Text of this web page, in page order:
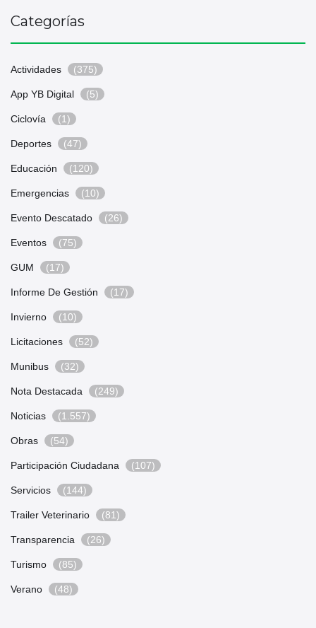
Categorías
Actividades (375)
App YB Digital (5)
Ciclovía (1)
Deportes (47)
Educación (120)
Emergencias (10)
Evento Descatado (26)
Eventos (75)
GUM (17)
Informe De Gestión (17)
Invierno (10)
Licitaciones (52)
Munibus (32)
Nota Destacada (249)
Noticias (1.557)
Obras (54)
Participación Ciudadana (107)
Servicios (144)
Trailer Veterinario (81)
Transparencia (26)
Turismo (85)
Verano (48)